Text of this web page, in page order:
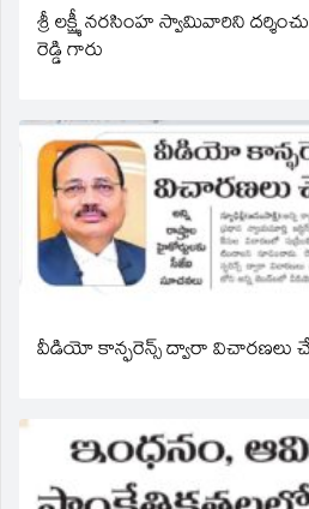
శ్రీ లక్ష్మీ నరసింహ స్వామివారిని
రెడ్డి గారు
వీడియో కాన్ఫరెన్స్ ద్వారా విచారణలు